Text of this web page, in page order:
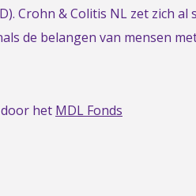
Crohn & Colitis NL zet zich al
de belangen van mensen
het MDL Fonds